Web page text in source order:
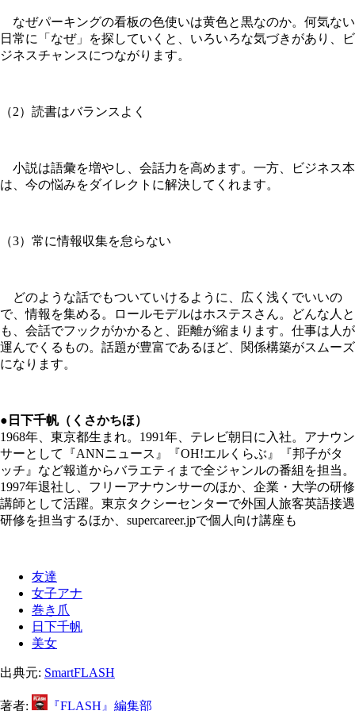
なぜパーキングの看板の色使いは黄色と黒なのか。何気ない
日常に「なぜ」を探していくと、いろいろな気づきがあり、ビ
ジネスチャンスにつながります。
（2）読書はバランスよく
小説は語彙を増やし、会話力を高めます。一方、ビジネス本
は、今の悩みをダイレクトに解決してくれます。
（3）常に情報収集を怠らない
どのような話でもついていけるように、広く浅くでいいの
で、情報を集める。ロールモデルはホステスさん。どんな人と
も、会話でフックがかかると、距離が縮まります。仕事は人が
運んでくるもの。話題が豊富であるほど、関係構築がスムーズ
になります。
●日下千帆（くさかちほ）
1968年、東京都生まれ。1991年、テレビ朝日に入社。アナウン
サーとして『ANNニュース』『OH!エルくらぶ』『邦子がタ
ッチ』など報道からバラエティまで全ジャンルの番組を担当。
1997年退社し、フリーアナウンサーのほか、企業・大学の研修
講師として活躍。東京タクシーセンターで外国人旅客英語接遇
研修を担当するほか、supercareer.jpで個人向け講座も
友達
女子アナ
巻き爪
日下千帆
美女
出典元: SmartFLASH
著者: 『FLASH』編集部